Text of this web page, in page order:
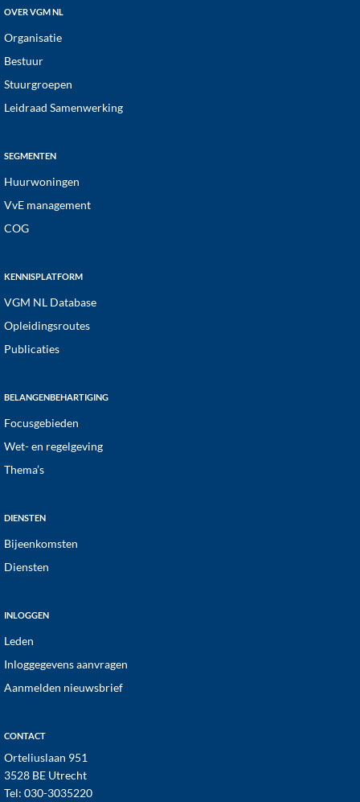
OVER VGM NL
Organisatie
Bestuur
Stuurgroepen
Leidraad Samenwerking
SEGMENTEN
Huurwoningen
VvE management
COG
KENNISPLATFORM
VGM NL Database
Opleidingsroutes
Publicaties
BELANGENBEHARTIGING
Focusgebieden
Wet- en regelgeving
Thema’s
DIENSTEN
Bijeenkomsten
Diensten
INLOGGEN
Leden
Inloggegevens aanvragen
Aanmelden nieuwsbrief
CONTACT
Orteliuslaan 951
3528 BE Utrecht
Tel: 030-3035220